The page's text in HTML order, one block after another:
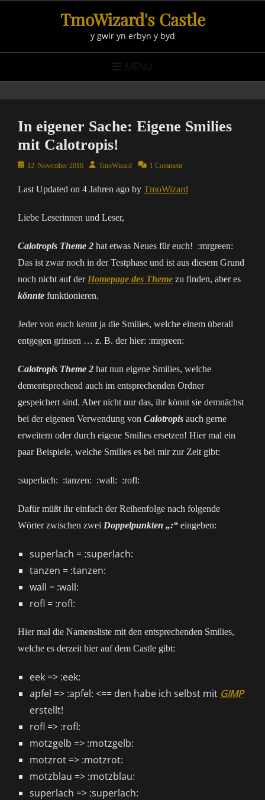
TmoWizard's Castle
y gwir yn erbyn y byd
MENU
In eigener Sache: Eigene Smilies
mit Calotropis!
Posted12. November 2016 AuthorTmoWizard 1 Comment
Last Updated on 4 Jahren ago by TmoWizard
Liebe Leserinnen und Leser,
Calotropis Theme 2 hat etwas Neues für euch! :mrgreen:
Das ist zwar noch in der Testphase und ist aus diesem Grund
noch nicht auf der Homepage des Theme zu finden, aber es
könnte funktionieren.
Jeder von euch kennt ja die Smilies, welche einem überall
entgegen grinsen … z. B. der hier: :mrgreen:
Calotropis Theme 2 hat nun eigene Smilies, welche
dementsprechend auch im entsprechenden Ordner
gespeichert sind. Aber nicht nur das, ihr könnt sie demnächst
bei der eigenen Verwendung von Calotropis auch gerne
erweitern oder durch eigene Smilies ersetzen! Hier mal ein
paar Beispiele, welche Smilies es bei mir zur Zeit gibt:
:superlach: :tanzen: :wall: :rofl:
Dafür müßt ihr einfach der Reihenfolge nach folgende
Wörter zwischen zwei Doppelpunkten „:“ eingeben:
superlach = :superlach:
tanzen = :tanzen:
wall = :wall:
rofl = :rofl:
Hier mal die Namensliste mit den entsprechenden Smilies,
welche es derzeit hier auf dem Castle gibt:
eek => :eek:
apfel => :apfel: <== den habe ich selbst mit GIMP
erstellt!
rofl => :rofl:
motzgelb => :motzgelb:
motzrot => :motzrot:
motzblau => :motzblau:
superlach => :superlach: